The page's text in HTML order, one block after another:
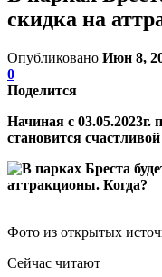
скидка на
Опубликовано Июн 8,
0
Поделится
Начиная с 03.05.2023г.
становится
Фото из открытых
Сейчас читают